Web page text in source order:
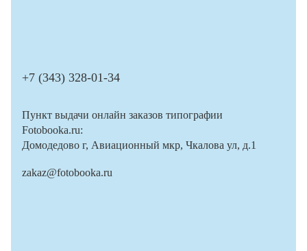
+7 (343) 328-01-34
Пункт выдачи онлайн заказов типографии
Fotobooka.ru:
Домодедово г, Авиационный мкр, Чкалова ул, д.1
zakaz@fotobooka.ru